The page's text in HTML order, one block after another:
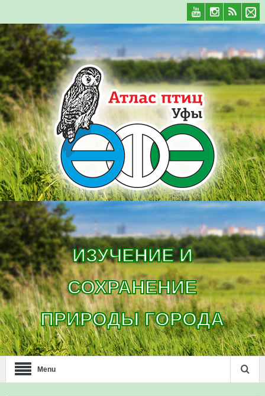
ИЗУЧЕНИЕ И
СОХРАНЕНИЕ
ПРИРОДЫ ГОРОДА
Menu